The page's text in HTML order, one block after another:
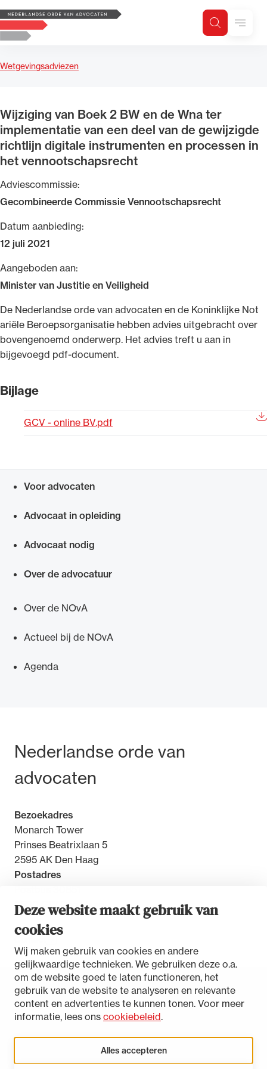
Deze website maakt gebruik van
cookies
Wij maken gebruik van cookies en andere
gelijkwaardige technieken. We gebruiken deze o.a.
om de website goed te laten functioneren, het
gebruik van de website te analyseren en relevante
content en advertenties te kunnen tonen. Voor meer
informatie, lees ons cookiebeleid.
Alles accepteren
Logo, to the homepage
ZoekenMenu
Wetgevingsadviezen
Wijziging van Boek 2 BW en de Wna ter
implementatie van een deel van de gewijzigde
richtlijn digitale instrumenten en processen in
het vennootschapsrecht
Adviescommissie:
Gecombineerde Commissie Vennootschapsrecht
Datum aanbieding:
12 juli 2021
Aangeboden aan:
Minister van Justitie en Veiligheid
​De Nederlandse orde van advocaten en de Koninklijke Not​​
ariële Beroepsorganisatie hebben advies uitgebracht over
bovengenoemd onderwerp. Het advies treft u aan in
bijgevoegd pdf-document.​​​​
Bijlage
GCV - online BV.pdf
Voor advocaten
Advocaat in opleiding
Advocaat nodig
Over de advocatuur
Over de NOvA
Actueel bij de NOvA
Agenda
Bezoek- en postadres
Nederlandse orde van
advocaten
Bezoekadres
Monarch Tower
Prinses Beatrixlaan 5
2595 AK Den Haag
Postadres
2500 GW Den Haag
Toegankelijkheidsverklaring
Disclaimer
Zoeken
Zoek op trefwoord
Uitgelicht
Alle wet- en regelgeving voor de advocatuur.
Ondersteuning voor advocaten bij hun
het rechtsgebiedenregister en